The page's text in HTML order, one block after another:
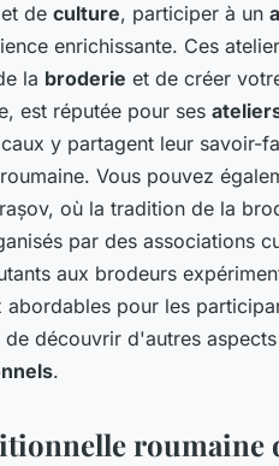
et de culture, participer à un
enrichissante. Ces
la broderie et de créer
est réputée pour ses
y partagent leur savoir-
roumaine. Vous pouvez
où la tradition de la
par des associations
aux brodeurs
pour les
découvrir d'autres
.
roumaine